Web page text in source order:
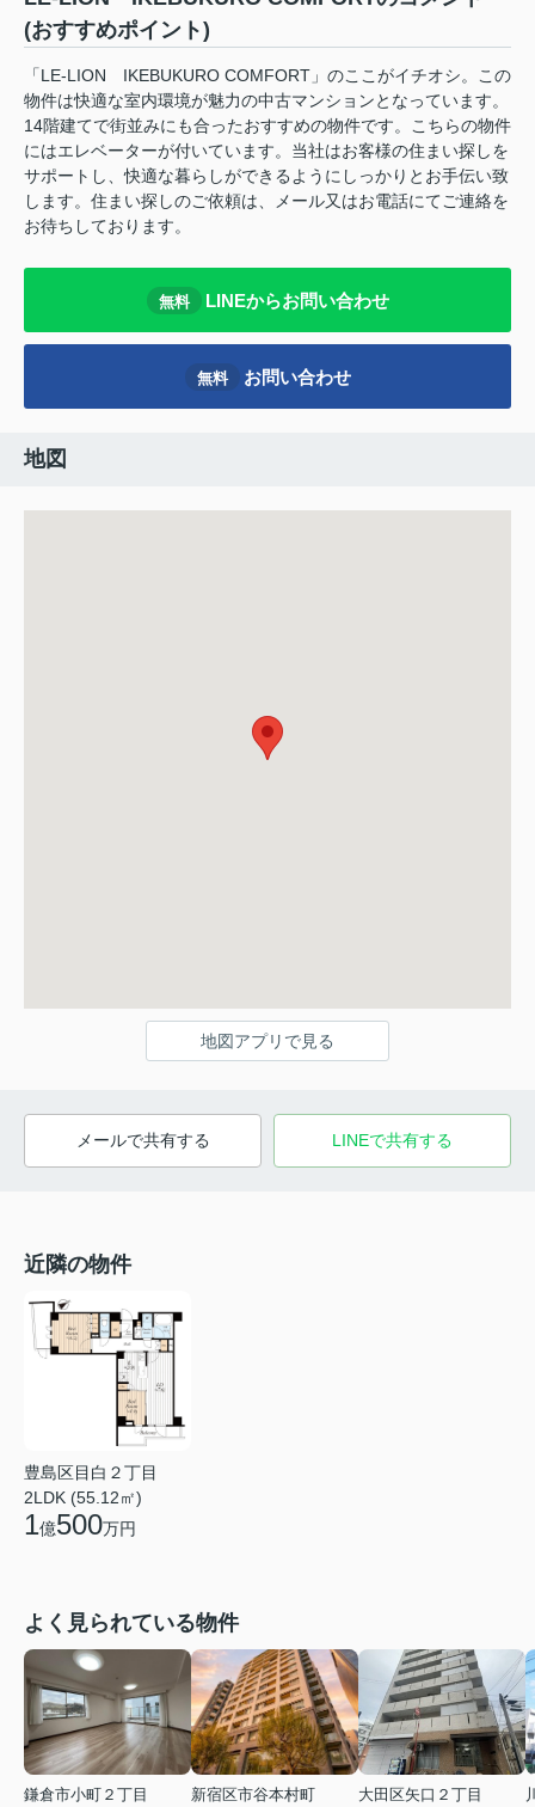
(おすすめポイント)
「LE-LION IKEBUKURO COMFORT」のここがイチオシ。この
物件は快適な室内環境が魅力の中古マンションとなっています。
14階建てで街並みにも合ったおすすめの物件です。こちらの物件
にはエレベーターが付いています。当社はお客様の住まい探しを
サポートし、快適な暮らしができるようにしっかりとお手伝い致
します。住まい探しのご依頼は、メール又はお電話にてご連絡を
お待ちしております。
無料 LINEからお問い合わせ
無料 お問い合わせ
地図
地図アプリで見る
メールで共有する LINEで共有する
近隣の物件
豊島区目白２丁目
2LDK (55.12㎡)
1億500万円
よく見られている物件
鎌倉市小町２丁目
新宿区市谷本村町
大田区矢口２丁目